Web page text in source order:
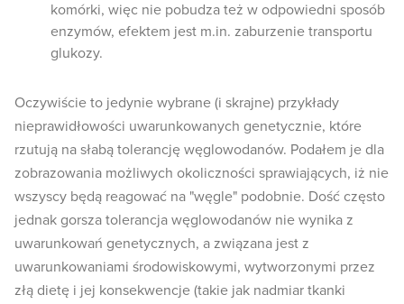
komórki, więc nie pobudza też w odpowiedni sposób
enzymów, efektem jest m.in. zaburzenie transportu
glukozy.
Oczywiście to jedynie wybrane (i skrajne) przykłady
nieprawidłowości uwarunkowanych genetycznie, które
rzutują na słabą tolerancję węglowodanów. Podałem je dla
zobrazowania możliwych okoliczności sprawiających, iż nie
wszyscy będą reagować na "węgle" podobnie. Dość często
jednak gorsza tolerancja węglowodanów nie wynika z
uwarunkowań genetycznych, a związana jest z
uwarunkowaniami środowiskowymi, wytworzonymi przez
złą dietę i jej konsekwencje (takie jak nadmiar tkanki